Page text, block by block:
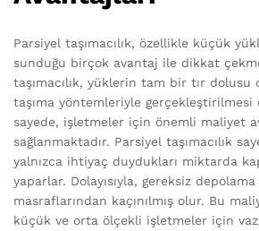
Parsiyel taşımacılık, özellikle küçük
sunduğu birçok avantaj ile dikkat
taşımacılık, yüklerin tam bir tır dolusu
taşıma yöntemleriyle gerçekleştirilmesi
sayede, işletmeler için önemli maliyet
sağlanmaktadır. Parsiyel taşımacılık
yalnızca ihtiyaç duydukları miktarda
yaparlar. Dolayısıyla, gereksiz depolama
masraflarından kaçınılmış olur. Bu
küçük ve orta ölçekli işletmeler için